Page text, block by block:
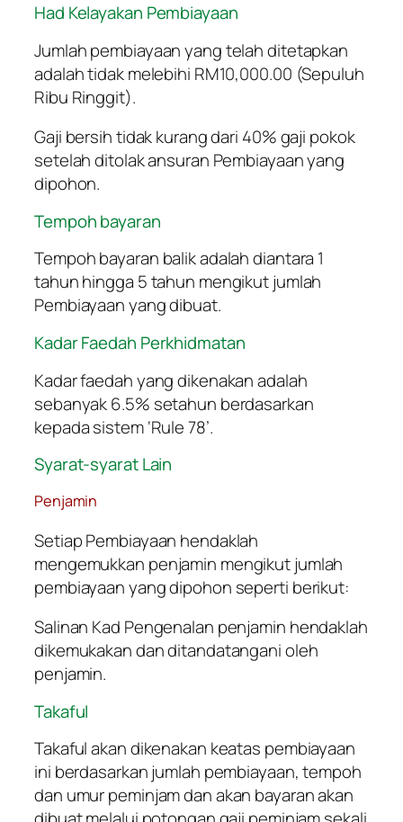
Had Kelayakan Pembiayaan
Jumlah pembiayaan yang telah ditetapkan
adalah tidak melebihi RM10,000.00 (Sepuluh
Ribu Ringgit).
Gaji bersih tidak kurang dari 40% gaji pokok
setelah ditolak ansuran Pembiayaan yang
dipohon.
Tempoh bayaran
Tempoh bayaran balik adalah diantara 1
tahun hingga 5 tahun mengikut jumlah
Pembiayaan yang dibuat.
Kadar Faedah Perkhidmatan
Kadar faedah yang dikenakan adalah
sebanyak 6.5% setahun berdasarkan
kepada sistem ‘Rule 78’.
Syarat-syarat Lain
Penjamin
Setiap Pembiayaan hendaklah
mengemukkan penjamin mengikut jumlah
pembiayaan yang dipohon seperti berikut:
Salinan Kad Pengenalan penjamin hendaklah
dikemukakan dan ditandatangani oleh
penjamin.
Takaful
Takaful akan dikenakan keatas pembiayaan
ini berdasarkan jumlah pembiayaan, tempoh
dan umur peminjam dan akan bayaran akan